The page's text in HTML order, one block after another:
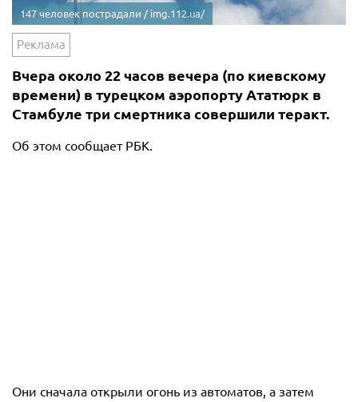
147 человек пострадали / img.112.ua/
Реклама
Вчера около 22 часов вечера (по киевскому
времени) в турецком аэропорту Ататюрк в
Стамбуле три смертника совершили теракт.
Об этом сообщает РБК.
Они сначала открыли огонь из автоматов, а затем